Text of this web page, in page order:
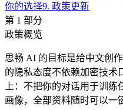
你的选择9. 政策更新
第 1 部分
政策概览
思畅 AI 的目标是给中文创
的隐私态度不依赖加密技术
上：不把你的对话用于训
画像，全部资料随时可以一